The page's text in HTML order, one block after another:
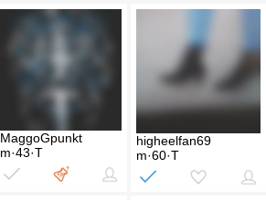
MaggoGpunkt
m·43·T
higheelfan69
m·60·T